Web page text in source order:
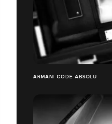
ARMANI CODE ABSOLU